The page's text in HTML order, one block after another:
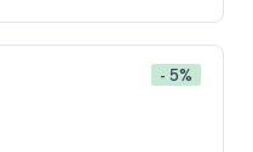
- 5%